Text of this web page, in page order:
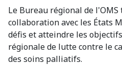
Le Bureau régional de
collaboration avec les États
défis et atteindre les
régionale de lutte contre le
des soins palliatifs.